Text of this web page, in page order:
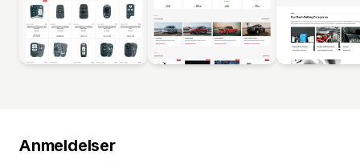
Anmeldelser